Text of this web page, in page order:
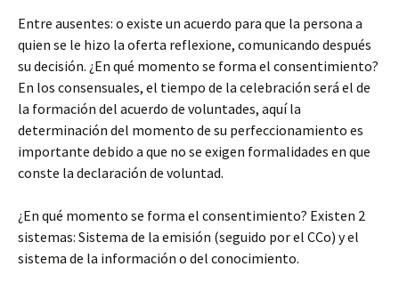
Entre ausentes: o existe un acuerdo para que la persona a
quien se le hizo la oferta reflexione, comunicando después
su decisión. ¿En qué momento se forma el consentimiento?
En los consensuales, el tiempo de la celebración será el de
la formación del acuerdo de voluntades, aquí la
determinación del momento de su perfeccionamiento es
importante debido a que no se exigen formalidades en que
conste la declaración de voluntad.
¿En qué momento se forma el consentimiento? Existen 2
sistemas: Sistema de la emisión (seguido por el CCo) y el
sistema de la información o del conocimiento.